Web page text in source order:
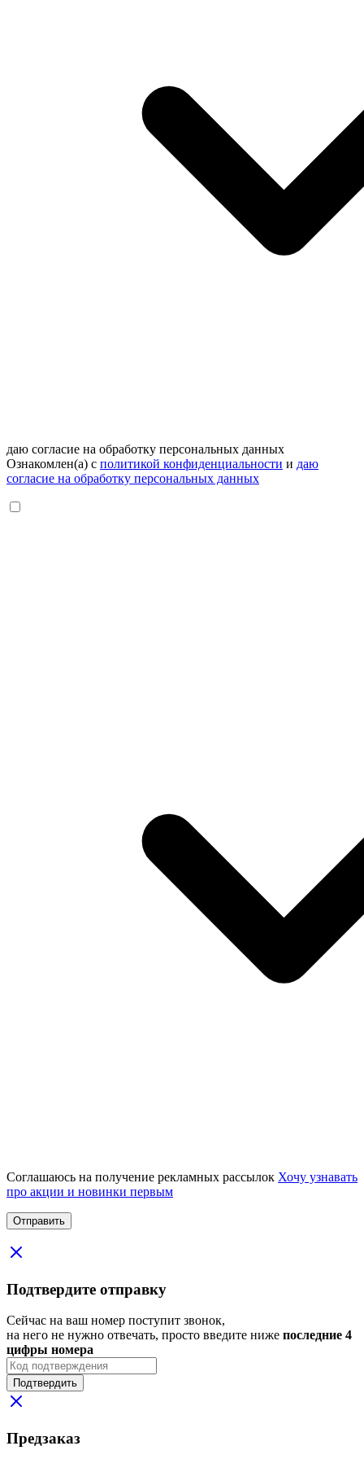
даю согласие на обработку персональных данных
Ознакомлен(а) с политикой конфиденциальности и даю
согласие на обработку персональных данных
Соглашаюсь на получение рекламных рассылок Хочу узнавать
про акции и новинки первым
Подтвердите отправку
Сейчас на ваш номер поступит звонок,
на него не нужно отвечать, просто введите ниже последние 4
цифры номера
Подтвердить
Предзаказ